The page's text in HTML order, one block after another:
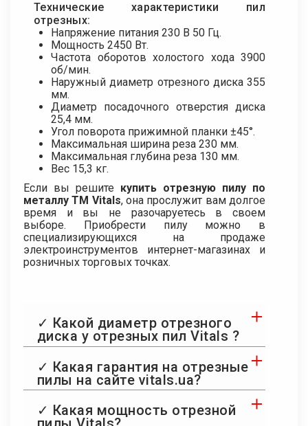
Технические характеристики пил
отрезных:
Напряжение питания 230 В 50 Гц.
Мощность 2450 Вт.
Частота оборотов холостого хода 3900
об/мин.
Наружный диаметр отрезного диска 355
мм.
Диаметр посадочного отверстия диска
25,4 мм.
Угол поворота прижимной планки ±45°.
Максимальная ширина реза 230 мм.
Максимальная глубина реза 130 мм.
Вес 15,3 кг.
Если вы решите купить отрезную пилу по
металлу ТМ Vitals, она прослужит вам долгое
время и вы не разочаруетесь в своем
выборе. Приобрести пилу можно в
специализирующихся на продаже
электроинструментов интернет-магазинах и
розничных торговых точках.
✓ Какой диаметр отрезного
диска у отрезных пил Vitals ?
✓ Какая гарантия на отрезные
пилы на сайте vitals.ua?
✓ Какая мощность отрезной